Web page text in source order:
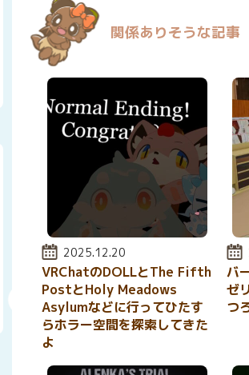
関係ありそうな記事
投稿日:
2025.12.20
VRChatのDOLLとThe Fifth
PostとHoly Meadows
Asylumなどに行ってひたす
らホラー空間を探索してきた
よ
バ
ゼ
つ